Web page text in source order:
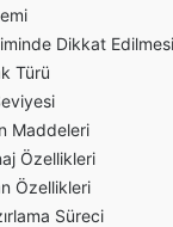
Dikkat Edilmesi
Türü
Maddeleri
Özellikleri
Özellikleri
Süreci